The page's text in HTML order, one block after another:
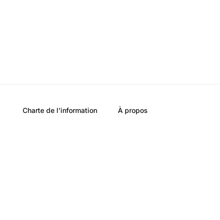
Charte de l’information À propos